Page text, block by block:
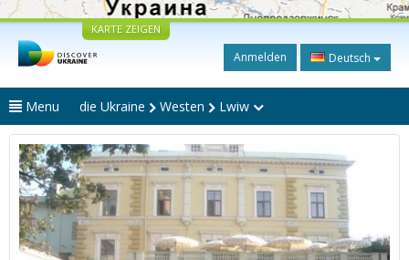
KARTE ZEIGEN
Anmelden Deutsch
Menu die Ukraine Westen Lwiw